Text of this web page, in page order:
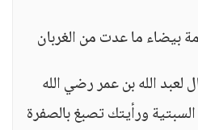
بيضاء ما عدت من الغربان
الله بن عمر رضي الله
ورأيتك تصبغ بالصفرة